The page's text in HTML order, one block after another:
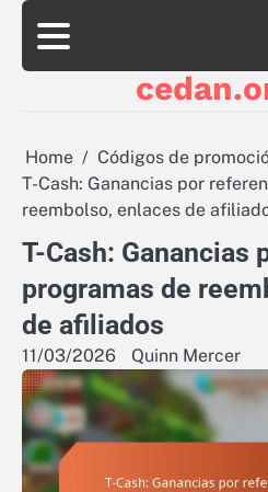
Skip
content
Home
Códigos de
T-Cash: Ganancias por
reembolso, enlaces de
T-Cash: Ganancias
programas de
de afiliados
11/03/2026 Quinn Mercer